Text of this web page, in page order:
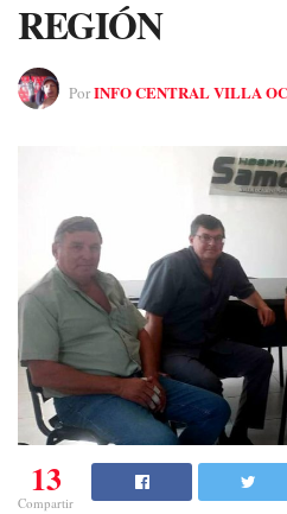
REGIÓN
PorINFO CENTRAL VILLA
13
Compartir